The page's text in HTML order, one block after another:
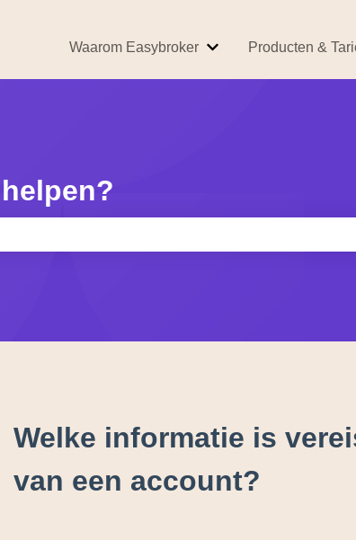
Waarom Easybroker
Submenu tonen voor
Producten &
Welke informatie is
van een account?